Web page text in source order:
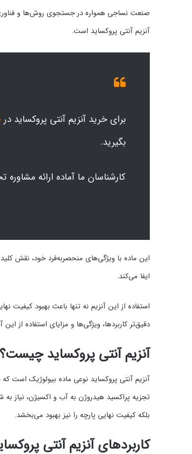
صنعت نساجی همواره در جستجوی روش‌ها و
آنزیم آنتی پروکساید است.
برای خرید آنزیم آنتی پروکساید در
بگیرید.
کارشناسان ما آماده ارائه
این ماده با ویژگی‌های منحصربه‌فرد خود، نقش
ایفا می‌کند.
استفاده از این آنزیم نه تنها باعث بهبود
دقیق‌تر کاربردها، ویژگی‌ها و مزایای استفاده از
آنزیم آنتی پروکساید چیست؟
آنزیم آنتی پروکساید نوعی ماده بیولوژیک است
تجزیه پراکسید هیدروژن به آب و اکسیژن، نیاز
بلکه کیفیت نهایی پارچه را نیز بهبود می‌بخشد.
کاربردهای آنزیم آنتی